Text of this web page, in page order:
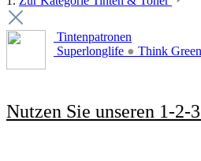
Tintenpatronen
Superlonglife ● Think Green
Nutzen Sie unseren 1-2-